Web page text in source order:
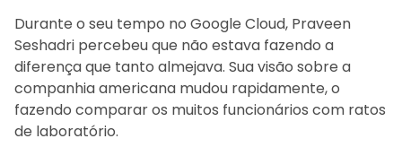
Durante o seu tempo no Google Cloud, Praveen
Seshadri percebeu que não estava fazendo a
diferença que tanto almejava. Sua visão sobre a
companhia americana mudou rapidamente, o
fazendo comparar os muitos funcionários com ratos
de laboratório.